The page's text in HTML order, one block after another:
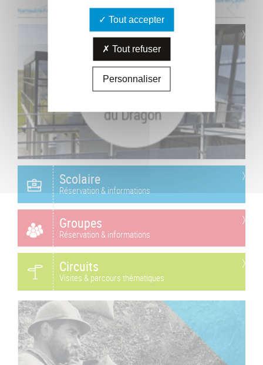
Scolaire
Réservation & informations
Groupes
Réservation & informations
Circuits
Visites & parcours thématiques
Tout accepter
Tout refuser
Personnaliser